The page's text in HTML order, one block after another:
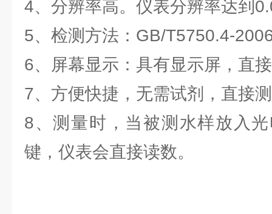
4、分辨率高。仪表分辨率达到
5、检测方法：GB/T5750.4-
6、屏幕显示：具有显示屏，直
7、方便快捷，无需试剂，直接
8、测量时，当被测水样放入
键，仪表会直接读数。